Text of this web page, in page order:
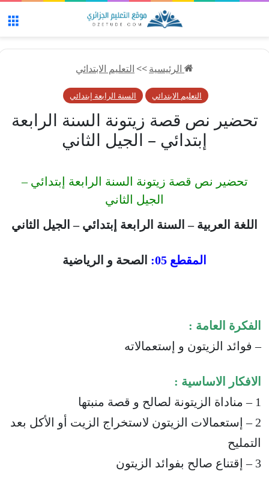
الرئيسية>>التعليم الابتدائي
التعليم الابتدائي السنة الرابعة إبتدائي
تحضير نص قصة زيتونة السنة الرابعة
إبتدائي – الجيل الثاني
تحضير نص قصة زيتونة السنة الرابعة إبتدائي –
الجيل الثاني
اللغة العربية – السنة الرابعة إبتدائي – الجيل الثاني
المقطع 05: الصحة و الرياضية
الفكرة العامة :
– فوائد الزيتون و إستعمالاته
الافكار الاساسية :
1 – مناداة الزيتونة لصالح و قصة منبتها
2 – إستعمالات الزيتون لاستخراج الزيت أو الأكل بعد
التمليح
3 – إقتناع صالح بفوائد الزيتون